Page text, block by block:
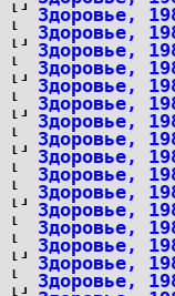
Здоровье,
Здоровье,
Здоровье,
Здоровье,
Здоровье,
Здоровье,
Здоровье,
Здоровье,
Здоровье,
Здоровье,
Здоровье,
Здоровье,
Здоровье,
Здоровье,
Здоровье,
Здоровье,